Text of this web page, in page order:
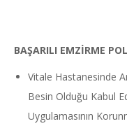
BAŞARILI EMZİRME
Vitale Hastanesinde
Besin Olduğu Kabul
Uygulamasının